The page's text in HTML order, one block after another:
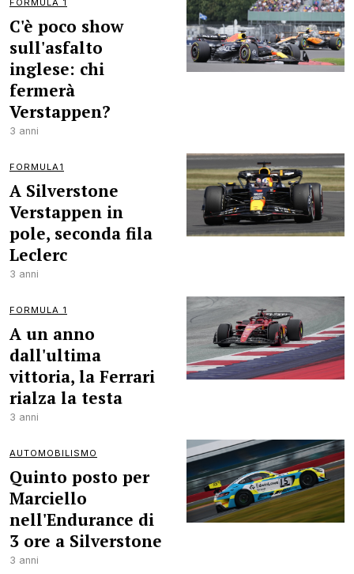
FORMULA 1
C'è poco show
sull'asfalto
inglese: chi
fermerà
Verstappen?
3 anni
FORMULA1
A Silverstone
Verstappen in
pole, seconda fila
Leclerc
3 anni
FORMULA 1
A un anno
dall'ultima
vittoria, la Ferrari
rialza la testa
3 anni
AUTOMOBILISMO
Quinto posto per
Marciello
nell'Endurance di
3 ore a Silverstone
3 anni